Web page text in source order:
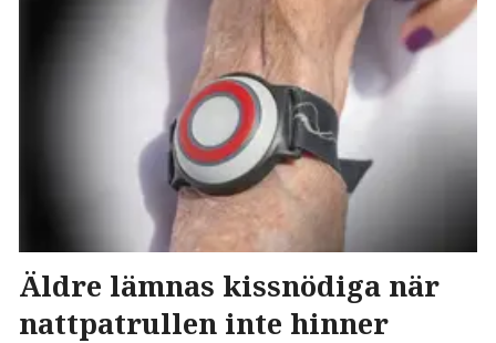
Äldre lämnas kissnödiga när
nattpatrullen inte hinner